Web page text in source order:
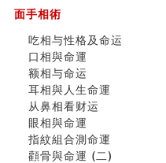
清朝慈禧太后命造 (名人八
玄空本义 (三)
飞灵山传说故事
命理解说：想请问什么时
商舖選址的風水講究 (下)
吉凶神跳上大运时的断法
家居常見風水形煞及化解
刘燮鈞讲人相 手纹与命运(
玄空本义 (二)
面手相術
吃相与性格及命运
口相與命運
额相与命运
耳相與人生命運
从鼻相看财运
眼相與命運
指紋組合測命運
顴骨與命運 (二)